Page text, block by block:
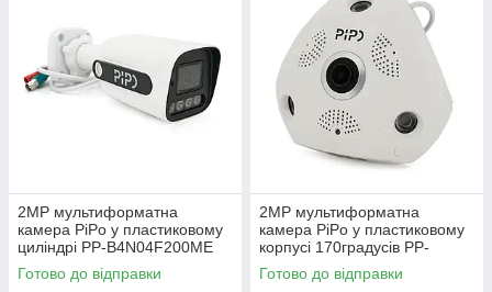
2MP мультиформатна
камера PiPo у пластиковому
циліндрі PP-B4N04F200ME
2,8 (мм) 70 метрів підсвітка
ЕКОБОКС
Готово до відправки
2MP мультиформатна
камера PiPo у пластиковому
корпусі 170градусів PP-
D1U03F200ME 1,8 (мм)
ЕКОБОКС
Готово до відправки